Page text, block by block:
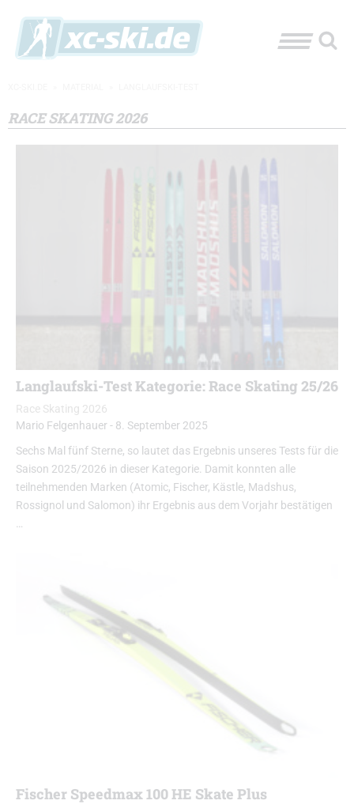
RACE SKATING 2026
Langlaufski-Test Kategorie: Race Skating 25/26
Race Skating 2026
Mario Felgenhauer - 8. September 2025
Sechs Mal fünf Sterne, so lautet das Ergebnis unseres Tests für die
Saison 2025/2026 in dieser Kategorie. Damit konnten alle
teilnehmenden Marken (Atomic, Fischer, Kästle, Madshus,
Rossignol und Salomon) ihr Ergebnis aus dem Vorjahr bestätigen
…
Fischer Speedmax 100 HE Skate Plus